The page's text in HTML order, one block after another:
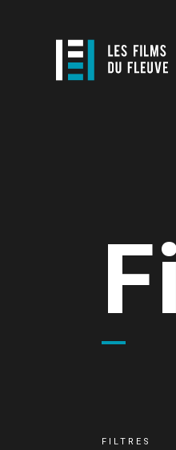
FILTRES